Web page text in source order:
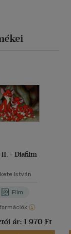
II. - Diafilm
István
Film
ár: 1 970 Ft